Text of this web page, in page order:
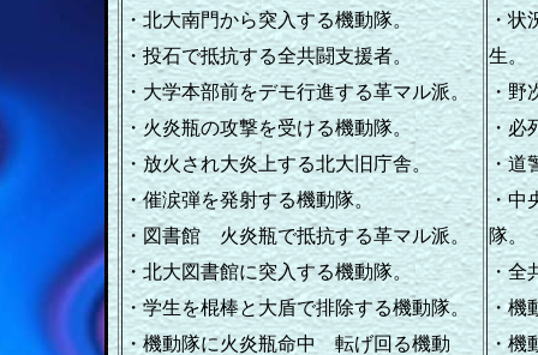
・北大南門から突入する機動隊。
・投石で抵抗する全共闘支援者。
・大学本部前をデモ行進する革マル派。
・火炎瓶の攻撃を受ける機動隊。
・放火され大炎上する北大旧庁舎。
・催涙弾を発射する機動隊。
・図書館 火炎瓶で抵抗する革マル派。
・北大図書館に突入する機動隊。
・学生を棍棒と大盾で排除する機動隊。
・機動隊に火炎瓶命中 転げ回る機動
・
生。
・野
・
・
・中
隊。
・
・機
・機